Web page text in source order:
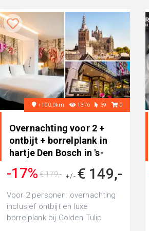
+100.0km 1376 39 0
Overnachting voor 2 +
ontbijt + borrelplank in
hartje Den Bosch in 's-
Hertogenbosch,
Nederland
-17% +/- € 149,-
€ 179,-
Voor 2 personen: overnachting
inclusief ontbijt en luxe
borrelplank bij Golden Tulip